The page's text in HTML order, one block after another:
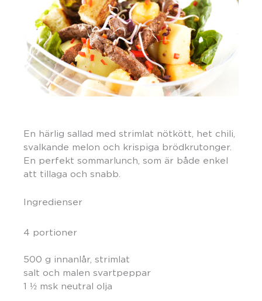
En härlig sallad med strimlat nötkött, het chili,
svalkande melon och krispiga brödkrutonger.
En perfekt sommarlunch, som är både enkel
att tillaga och snabb.
Ingredienser
4 portioner
500 g innanlår, strimlat
salt och malen svartpeppar
1 ½ msk neutral olja